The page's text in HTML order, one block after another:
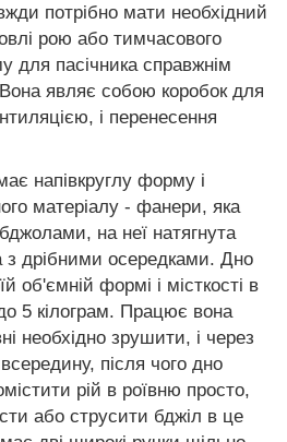
потрібно мати необхідний
рою або тимчасового
для пасічника справжнім
являє собою коробок для
і перенесення
напівкруглу форму і
матеріалу - фанери, яка
на неї натягнута
з дрібними осередками. Дно
об'ємній формі і місткості в
5 кілограм. Працює вона
необхідно зрушити, і через
після чого дно
рій в роївню просто,
або струсити бджіл в це